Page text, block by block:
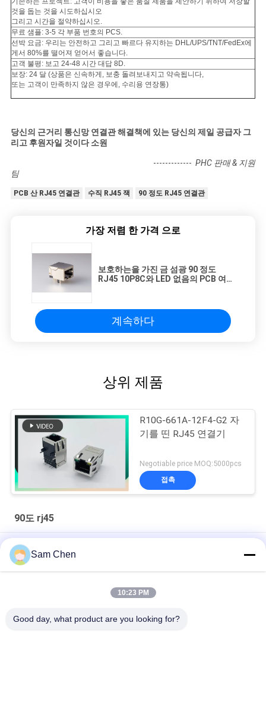
것을 돕는 것을 시도하십시오
그리고 시간을 절약하십시오.
무료 샘플: 3-5 각 부품 번호의 PCS.
선박 요금: 우리는 안전하고 그리고 빠르다 유지하는 DHL/UPS/TNT/FedEx에
게서 80%를 떨어져 얻어서 좋습니다.
고객 불평: 보고 24-48 시간 대답 8D.
보장: 24 달 (상품은 신속하게, 보충 돌려보내지고 약속됩니다,
또는 고객이 만족하지 않은 경우에, 수리용 연장통)
당신의 근거리 통신망 연결관 해결책에 있는 당신의 제일 공급자 그
리고 후원자일 것이다 소원
------------- PHC 판매 & 지원
팀
PCB 산 RJ45 연결관 수직 RJ45 잭 90 정도 RJ45 연결관
가장 저렴 한 가격 으로
보호하는을 가진 금 섬광 90 정도
RJ45 10P8C와 LED 없음의 PCB 여성
계속하다
상위 제품
R10G-661A-12F4-G2 자
기를 띤 RJ45 연결기
Negotiable price MOQ:5000pcs
접촉
90도 rj45
90 정도 8P8C RJ45 귀 없는 PBT 회색 높은 쪽으로 여성 잭 단 하
나 항구 탭Sam Chen
10:23 PM
Good day, what product are you looking for?